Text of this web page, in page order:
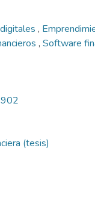
,
, Software
(tesis)